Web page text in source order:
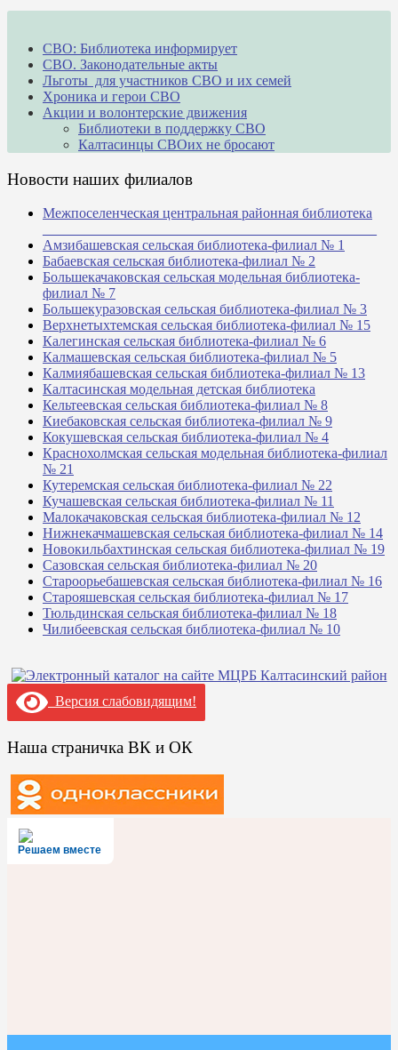
СВО: Библиотека информирует
СВО. Законодательные акты
Льготы для участников СВО и их семей
Хроника и герои СВО
Акции и волонтерские движения
Библиотеки в поддержку СВО
Калтасинцы СВОих не бросают
Новости наших филиалов
Межпоселенческая центральная районная библиотека
Амзибашевская сельская библиотека-филиал № 1
Бабаевская сельская библиотека-филиал № 2
Большекачаковская сельская модельная библиотека-
филиал № 7
Большекуразовская сельская библиотека-филиал № 3
Верхнетыхтемская сельская библиотека-филиал № 15
Калегинская сельская библиотека-филиал № 6
Калмашевская сельская библиотека-филиал № 5
Калмиябашевская сельская библиотека-филиал № 13
Калтасинская модельная детская библиотека
Кельтеевская сельская библиотека-филиал № 8
Киебаковская сельская библиотека-филиал № 9
Кокушевская сельская библиотека-филиал № 4
Краснохолмская сельская модельная библиотека-филиал
№ 21
Кутеремская сельская библиотека-филиал № 22
Кучашевская сельская библиотека-филиал № 11
Малокачаковская сельская библиотека-филиал № 12
Нижнекачмашевская сельская библиотека-филиал № 14
Новокильбахтинская сельская библиотека-филиал № 19
Сазовская сельская библиотека-филиал № 20
Староорьебашевская сельская библиотека-филиал № 16
Старояшевская сельская библиотека-филиал № 17
Тюльдинская сельская библиотека-филиал № 18
Чилибеевская сельская библиотека-филиал № 10
Версия слабовидящим!
Наша страничка ВК и ОК
Решаем вместе